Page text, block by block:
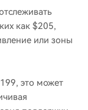
как $205,
или зоны
это может